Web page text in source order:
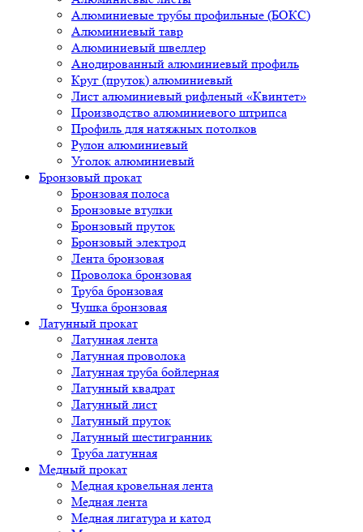
Алюминиевые трубы профильные (БОКС)
Алюминиевый тавр
Алюминиевый швеллер
Анодированный алюминиевый профиль
Круг (пруток) алюминиевый
Лист алюминиевый рифленый «Квинтет»
Производство алюминиевого штрипса
Профиль для натяжных потолков
Рулон алюминиевый
Уголок алюминиевый
Бронзовый прокат
Бронзовая полоса
Бронзовые втулки
Бронзовый пруток
Бронзовый электрод
Лента бронзовая
Проволока бронзовая
Труба бронзовая
Чушка бронзовая
Латунный прокат
Латунная лента
Латунная проволока
Латунная труба бойлерная
Латунный квадрат
Латунный лист
Латунный пруток
Латунный шестигранник
Труба латунная
Медный прокат
Медная кровельная лента
Медная лента
Медная лигатура и катод